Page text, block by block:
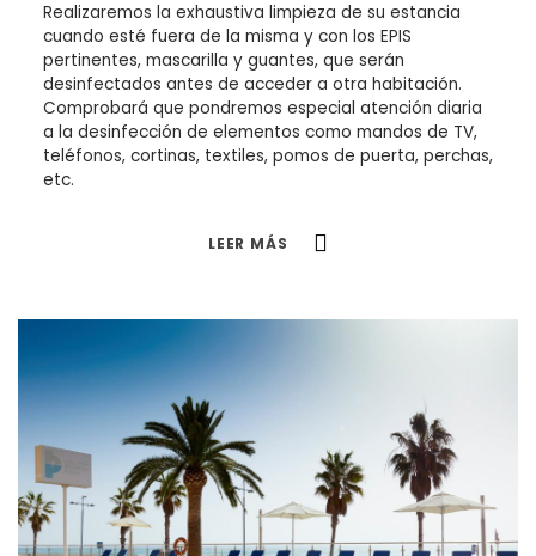
Realizaremos la exhaustiva limpieza de su estancia
cuando esté fuera de la misma y con los EPIS
pertinentes, mascarilla y guantes, que serán
desinfectados antes de acceder a otra habitación.
Comprobará que pondremos especial atención diaria
a la desinfección de elementos como mandos de TV,
teléfonos, cortinas, textiles, pomos de puerta, perchas,
etc.
LEER MÁS